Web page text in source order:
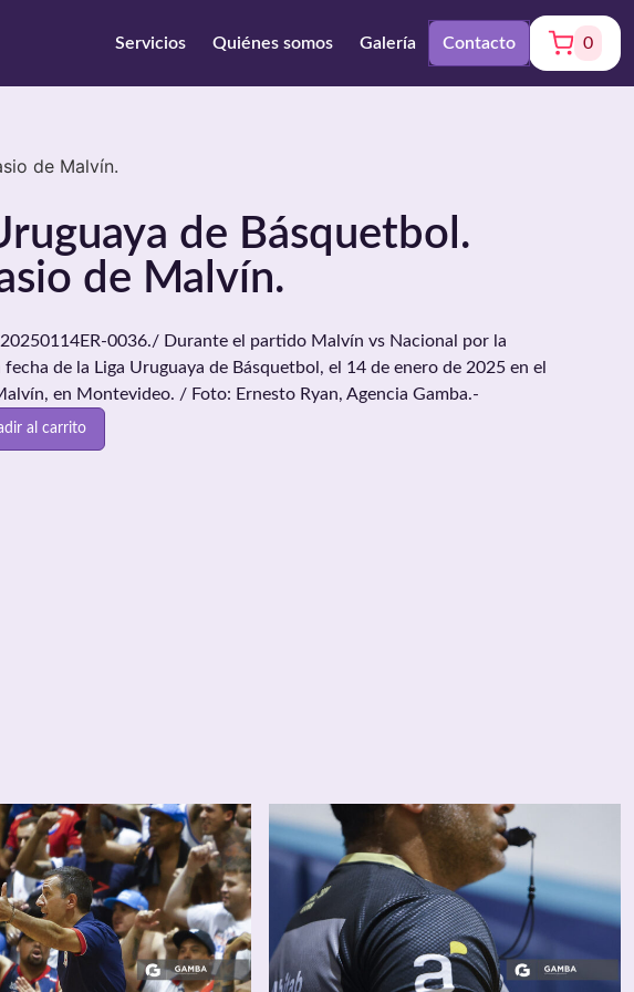
Servicios Quiénes somos Galería Contacto 0
de Malvín.
de Básquetbol.
de Malvín.
20250114ER-0036./ Durante el partido Malvín vs Nacional por la
de la Liga Uruguaya de Básquetbol, el 14 de enero de 2025 en el
en Montevideo. / Foto: Ernesto Ryan, Agencia Gamba.-
al carrito